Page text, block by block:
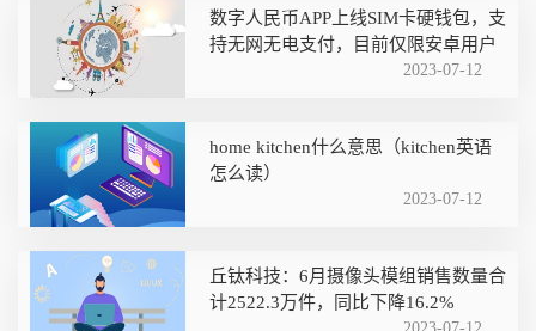
数字人民币APP上线SIM卡硬钱包，支
持无网无电支付，目前仅限安卓用户
2023-07-12
home kitchen什么意思（kitchen英语
怎么读）
2023-07-12
丘钛科技：6月摄像头模组销售数量合
计2522.3万件，同比下降16.2%
2023-07-12